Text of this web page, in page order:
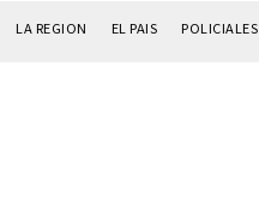
LA REGION EL PAIS POLICIALES